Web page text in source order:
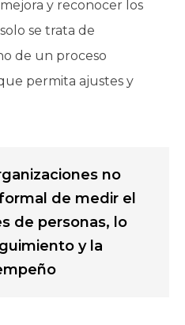
y reconocer los
se trata de
de un proceso
permita ajustes y
no
de medir el
de personas, lo
y la